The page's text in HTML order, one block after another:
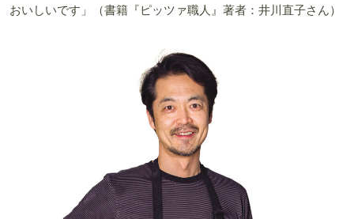
おいしいです」（書籍『ピッツァ職人』著者：井川直子さん）